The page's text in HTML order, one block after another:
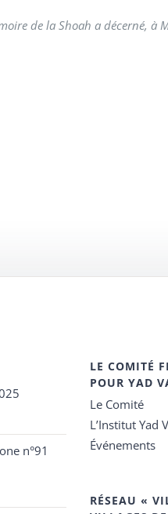
de la Shoah a décerné, à
n°91
LE COMITÉ
POUR YAD
Le Comité
L’Institut Yad
Événements
RÉSEAU «